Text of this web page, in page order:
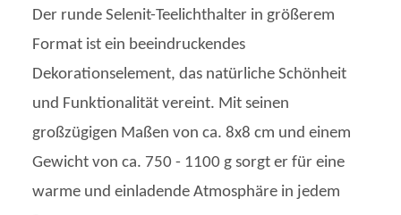
Der runde Selenit-Teelichthalter in größerem
Format ist ein beeindruckendes
Dekorationselement, das natürliche Schönheit
und Funktionalität vereint. Mit seinen
großzügigen Maßen von ca. 8x8 cm und einem
Gewicht von ca. 750 - 1100 g sorgt er für eine
warme und einladende Atmosphäre in jedem